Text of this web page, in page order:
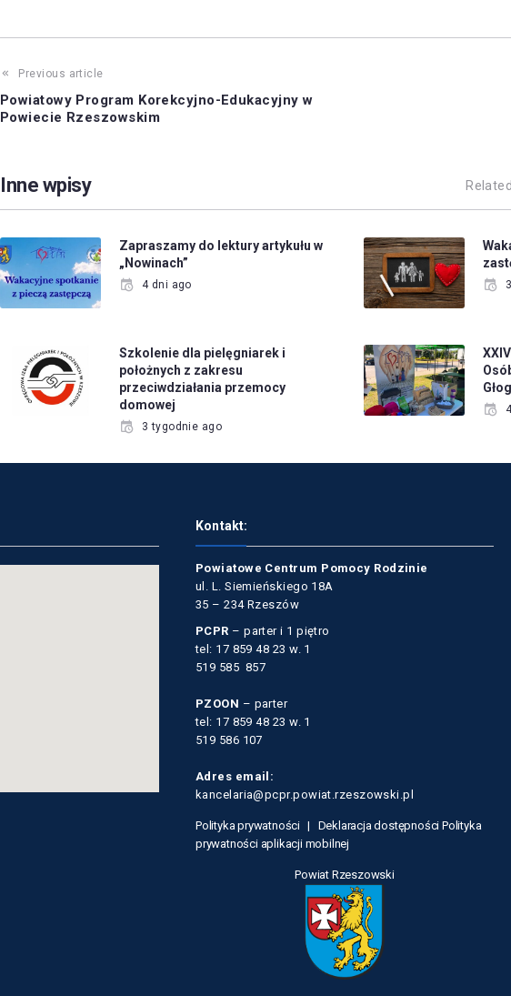
Previous article
Powiatowy Program Korekcyjno-Edukacyjny w
Powiecie Rzeszowskim
Inne wpisy
Zapraszamy do lektury artykułu w
„Nowinach”
4 dni ago
Szkolenie dla pielęgniarek i
położnych z zakresu
przeciwdziałania przemocy
domowej
3 tygodnie ago
Kontakt:
Powiatowe Centrum Pomocy Rodzinie
ul. L. Siemieńskiego 18A
35 – 234 Rzeszów
PCPR – parter i 1 piętro
tel: 17 859 48 23 w. 1
519 585 857
PZOON – parter
tel: 17 859 48 23 w. 1
519 586 107
Adres email:
kancelaria@pcpr.powiat.rzeszowski.pl
Polityka prywatności | Deklaracja dostępności Polityka
prywatności aplikacji mobilnej
Powiat Rzeszowski